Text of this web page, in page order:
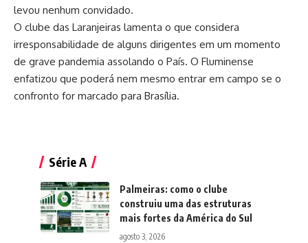
levou nenhum convidado.
O clube das Laranjeiras lamenta o que considera
irresponsabilidade de alguns dirigentes em um momento
de grave pandemia assolando o País. O Fluminense
enfatizou que poderá nem mesmo entrar em campo se o
confronto for marcado para Brasília.
Série A
Palmeiras: como o clube
construiu uma das estruturas
mais fortes da América do Sul
agosto 3, 2026